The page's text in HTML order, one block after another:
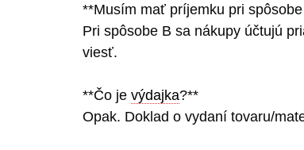
**Musím mať príjemku pri
Pri spôsobe B sa nákupy účtujú
viesť.
**Čo je výdajka?**
Opak. Doklad o vydaní tovaru/